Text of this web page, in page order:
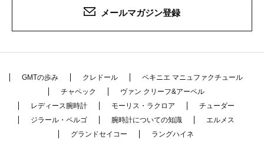
メールマガジン登録
GMTの歩み クレドール
ペキニエ マニュファクチュール
チャペック
ヴァン クリーフ&アーペル
レディース腕時計
モーリス・ラクロア
チューダー
ジラール・ペルゴ
腕時計についての知識
エルメス
グランドセイコー
ラングハイネ